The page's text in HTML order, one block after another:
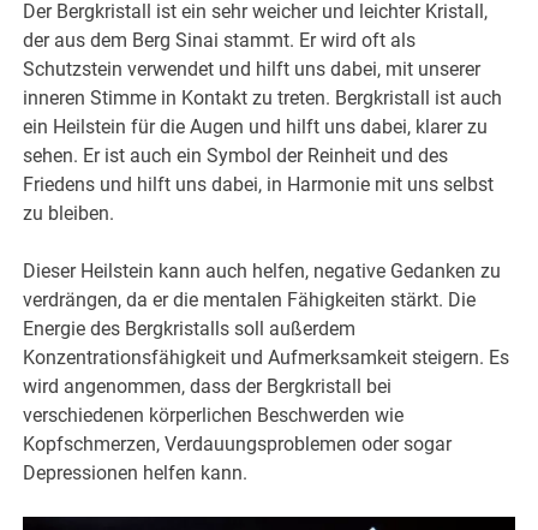
Der Bergkristall ist ein sehr weicher und leichter Kristall,
der aus dem Berg Sinai stammt. Er wird oft als
Schutzstein verwendet und hilft uns dabei, mit unserer
inneren Stimme in Kontakt zu treten. Bergkristall ist auch
ein Heilstein für die Augen und hilft uns dabei, klarer zu
sehen. Er ist auch ein Symbol der Reinheit und des
Friedens und hilft uns dabei, in Harmonie mit uns selbst
zu bleiben.
Dieser Heilstein kann auch helfen, negative Gedanken zu
verdrängen, da er die mentalen Fähigkeiten stärkt. Die
Energie des Bergkristalls soll außerdem
Konzentrationsfähigkeit und Aufmerksamkeit steigern. Es
wird angenommen, dass der Bergkristall bei
verschiedenen körperlichen Beschwerden wie
Kopfschmerzen, Verdauungsproblemen oder sogar
Depressionen helfen kann.